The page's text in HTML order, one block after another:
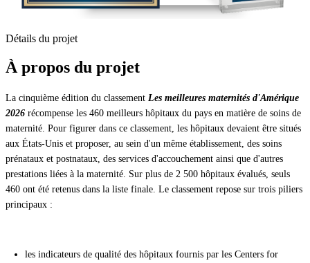
Détails du projet
À propos du projet
La cinquième édition du classement Les meilleures maternités d'Amérique
2026 récompense les 460 meilleurs hôpitaux du pays en matière de soins de
maternité. Pour figurer dans ce classement, les hôpitaux devaient être situés
aux États-Unis et proposer, au sein d'un même établissement, des soins
prénataux et postnataux, des services d'accouchement ainsi que d'autres
prestations liées à la maternité. Sur plus de 2 500 hôpitaux évalués, seuls
460 ont été retenus dans la liste finale. Le classement repose sur trois piliers
principaux :
les indicateurs de qualité des hôpitaux fournis par les Centers for